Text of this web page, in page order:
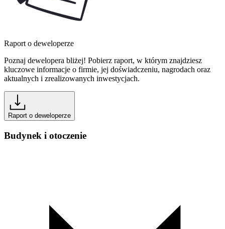
Raport o deweloperze
Poznaj dewelopera bliżej! Pobierz raport, w którym znajdziesz
kluczowe informacje o firmie, jej doświadczeniu, nagrodach oraz
aktualnych i zrealizowanych inwestycjach.
Raport o deweloperze
Budynek i otoczenie